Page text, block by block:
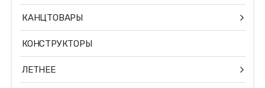
КАНЦТОВАРЫ
КОНСТРУКТОРЫ
ЛЕТНЕЕ